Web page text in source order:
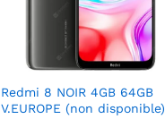
Redmi 8 NOIR 4GB 64GB
V.EUROPE (non disponible)